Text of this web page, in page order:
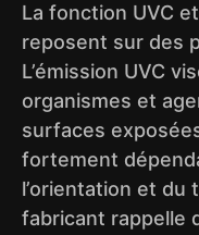
La fonction UVC
reposent sur des
L’émission UVC
organismes et
surfaces
fortement
l’orientation et du
fabricant rappelle